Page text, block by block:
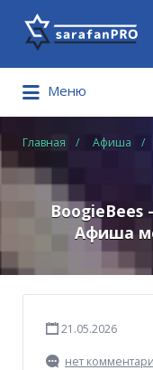
Что
Вы
ищете?
Меню
Главная Афиша
BoogieBees
Афиша
21.05.2026
нет